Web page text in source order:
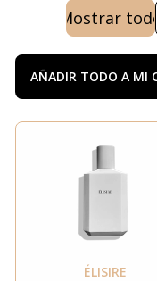
Mostrar todo
AÑADIR TODO A MI
ÉLISIRE